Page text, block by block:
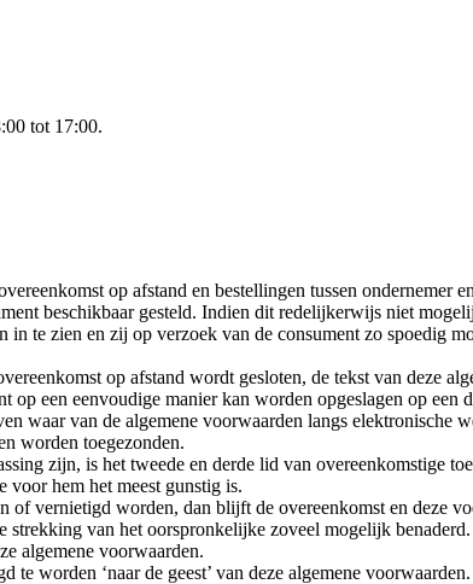
tot 17:00.
op afstand en bestellingen tussen ondernemer
beschikbaar gesteld. Indien dit redelijkerwijs niet
te zien en zij op verzoek van de consument zo spoedig
op afstand wordt gesloten, de tekst van deze
een eenvoudige manier kan worden opgeslagen op een
waar van de algemene voorwaarden langs elektronische
worden toegezonden.
zijn, is het tweede en derde lid van overeenkomstige
voor hem het meest gunstig is.
vernietigd worden, dan blijft de overeenkomst en deze
van het oorspronkelijke zoveel mogelijk benaderd.
algemene voorwaarden.
worden ‘naar de geest’ van deze algemene voorwaarden.